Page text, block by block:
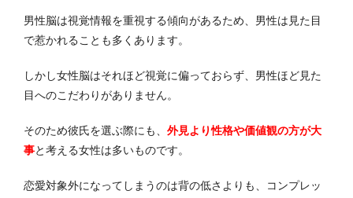
男性脳は視覚情報を重視する傾向があるため、男性は見た目
で惹かれることも多くあります。
しかし女性脳はそれほど視覚に偏っておらず、男性ほど見た
目へのこだわりがありません。
そのため彼氏を選ぶ際にも、 外見より性格や価値観の方が大
事と考える女性は多いものです。
恋愛対象外になってしまうのは背の低さよりも、コンプレッ